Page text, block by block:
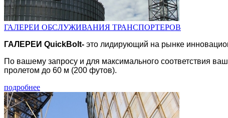
ГАЛЕРЕИ ОБСЛУЖИВАНИЯ ТРАНСПОРТЕРОВ
ГАЛЕРЕИ QuickBolt- это лидирующий на рынке
По вашему запросу и для максимального соответствия
пролетом до 60 м (200 футов).
подробнее